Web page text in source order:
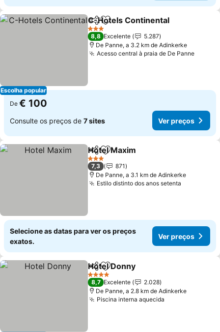
Escolha popular
PartilharAdicionar aos favoritos
C-Hotels Continental
3 Estrelas
8,8 Excelente
5.287
De Panne, a 3.2 km de Adinkerke
Acesso central à praia de De Panne
De € 100
Consulte os preços de 7 sites Ver preços
PartilharAdicionar aos favoritos
Hotel Maxim
3 Estrelas
7,3
871
De Panne, a 3.1 km de Adinkerke
Estilo distinto dos anos setenta
Selecione as datas para ver os preços
exatos.
Ver preços
PartilharAdicionar aos favoritos
Hotel Donny
4 Estrelas
8,7 Excelente
2.028
De Panne, a 2.8 km de Adinkerke
Piscina interna aquecida